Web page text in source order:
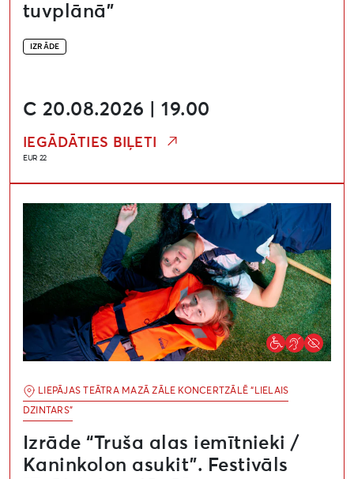
tuvplānā”
IZRĀDE
C 20.08.2026 | 19.00
IEGĀDĀTIES BIĻETI
EUR 22
LIEPĀJAS TEĀTRA MAZĀ ZĀLE KONCERTZĀLĒ “LIELAIS
DZINTARS”
Izrāde “Truša alas iemītnieki /
Kaninkolon asukit”. Festivāls